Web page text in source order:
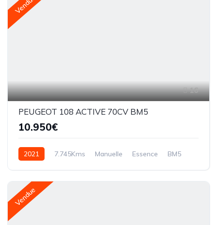
16
PEUGEOT 108 ACTIVE 70CV BM5
10.950€
2021 7.745Kms Manuelle Essence BM5
Vendue